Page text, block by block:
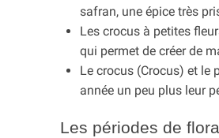
safran, une épice très
Les crocus à petites
qui permet de créer de
Le crocus (Crocus) et le
année un peu plus leur
Les périodes de